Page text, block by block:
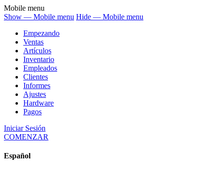
Mobile menu
Show — Mobile menu Hide — Mobile menu
Empezando
Ventas
Artículos
Inventario
Empleados
Clientes
Informes
Ajustes
Hardware
Pagos
Iniciar Sesión
COMENZAR
Español